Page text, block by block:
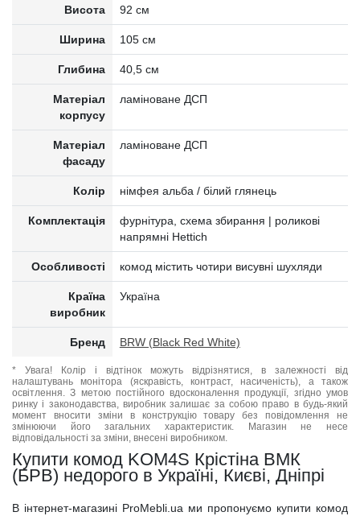
Висота 92 см
Ширина 105 см
Глибина 40,5 см
Матеріал
корпусу
ламіноване ДСП
Матеріал
фасаду
ламіноване ДСП
Колір німфея альба / білий глянець
Комплектація
фурнітура, схема збирання | роликові
напрямні Hettich
Особливості комод містить чотири висувні шухляди
Країна
виробник
Україна
Бренд BRW (Black Red White)
* Увага! Колір і відтінок можуть відрізнятися, в залежності від
налаштувань монітора (яскравість, контраст, насиченість), а також
освітлення. З метою постійного вдосконалення продукції, згідно умов
ринку і законодавства, виробник залишає за собою право в будь-який
момент вносити зміни в конструкцію товару без повідомлення не
змінюючи його загальних характеристик. Магазин не несе
відповідальності за зміни, внесені виробником.
Купити комод KOM4S Крістіна ВМК
(БРВ) недорого в Україні, Києві, Дніпрі
В інтернет-магазині ProMebli.ua ми пропонуємо купити комод